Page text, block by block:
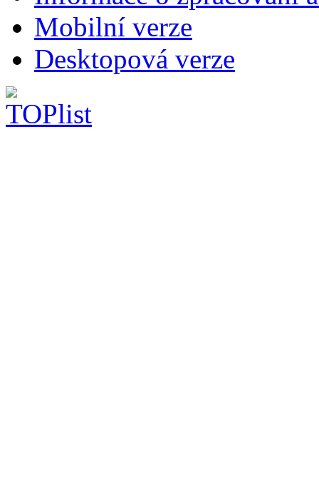
Mobilní verze
Desktopová verze